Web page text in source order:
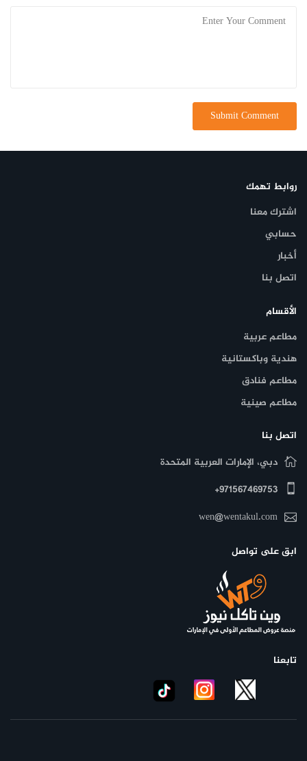
روابط تهمك
اشترك معنا
حسابي
أخبار
اتصل بنا
الأقسام
مطاعم عربية
هندية وباكستانية
مطاعم فنادق
مطاعم صينية
اتصل بنا
دبي، الإمارات العربية المتحدة
971567469753+
wen@wentakul.com
ابق على تواصل
تابعنا